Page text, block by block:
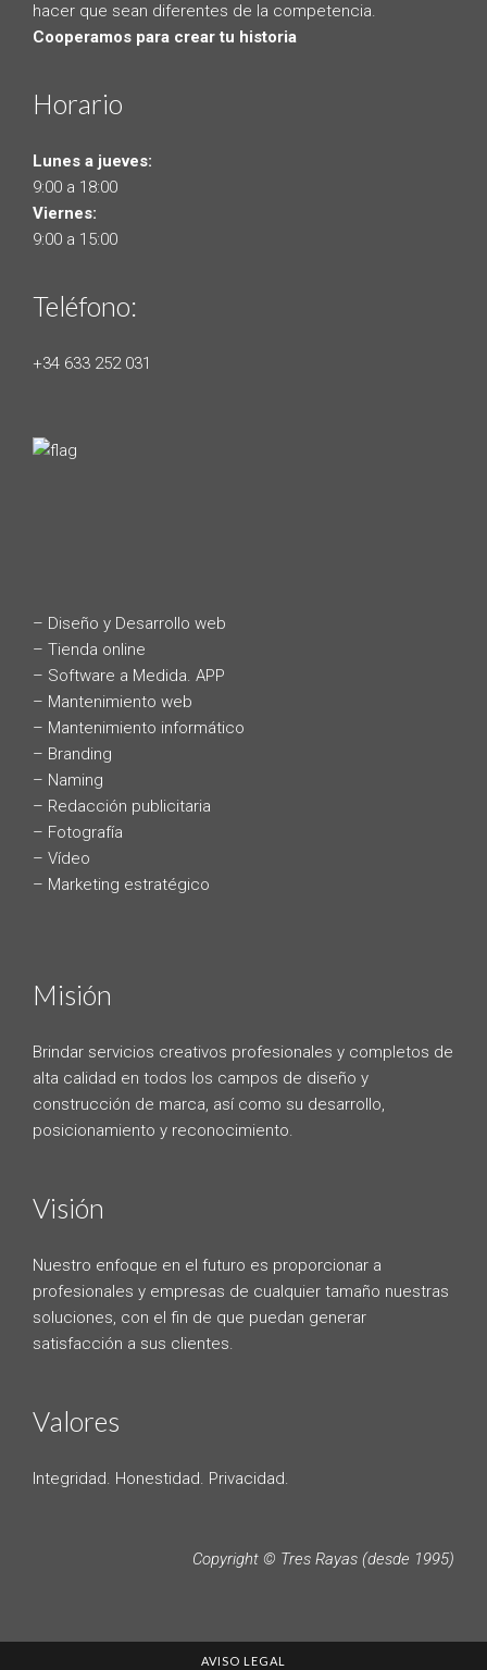
hacer que sean diferentes de la competencia.
Cooperamos para crear tu historia
Horario
Lunes a jueves:
9:00 a 18:00
Viernes:
9:00 a 15:00
Teléfono:
+34 633 252 031
– Diseño y Desarrollo web
– Tienda online
– Software a Medida. APP
– Mantenimiento web
– Mantenimiento informático
– Branding
– Naming
– Redacción publicitaria
– Fotografía
– Vídeo
– Marketing estratégico
Misión
Brindar servicios creativos profesionales y completos de
alta calidad en todos los campos de diseño y
construcción de marca, así como su desarrollo,
posicionamiento y reconocimiento.
Visión
Nuestro enfoque en el futuro es proporcionar a
profesionales y empresas de cualquier tamaño nuestras
soluciones, con el fin de que puedan generar
satisfacción a sus clientes.
Valores
Integridad. Honestidad. Privacidad.
Copyright © Tres Rayas (desde 1995)
AVISO LEGAL